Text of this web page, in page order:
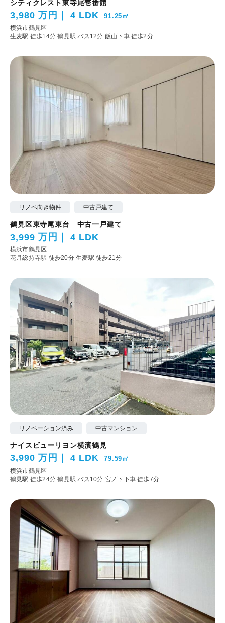
シティクレスト東寺尾壱番館
3,980 万円 4 LDK 91.25㎡
横浜市鶴見区
生麦駅 徒歩14分鶴見駅 バス12分 飯山下車 徒歩2分
リノベ向き物件 中古戸建て
鶴見区東寺尾東台 中古一戸建て
3,999 万円 4 LDK
横浜市鶴見区
花月総持寺駅 徒歩20分生麦駅 徒歩21分
リノベーション済み 中古マンション
ナイスビューリヨン横濱鶴見
3,990 万円 4 LDK 79.59㎡
横浜市鶴見区
鶴見駅 徒歩24分鶴見駅 バス10分 宮ノ下下車 徒歩7分